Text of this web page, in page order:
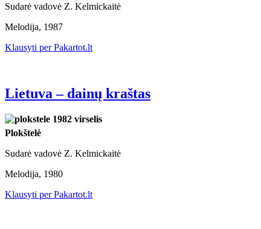
Sudarė vadovė Z. Kelmickaitė
Melodija, 1987
Klausyti per Pakartot.lt
Lietuva – dainų kraštas
Plokštelė
Sudarė vadovė Z. Kelmickaitė
Melodija, 1980
Klausyti per Pakartot.lt